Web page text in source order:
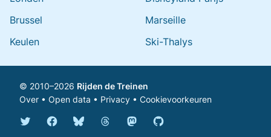
Brussel
Keulen
Marseille
Ski-Thalys
© 2010–2026 Rijden de Treinen
Over • Open data • Privacy • Cookievoorkeuren